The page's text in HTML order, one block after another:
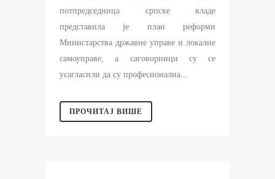
потпредседница српске владе
представила је план реформи
Министарства државне управе и локалне
самоуправе, а саговорници су се
усагласили да су професионална...
ПРОЧИТАЈ ВИШЕ